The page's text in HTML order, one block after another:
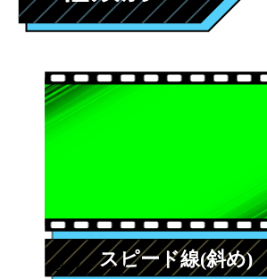
#フレームスピード線(斜め)